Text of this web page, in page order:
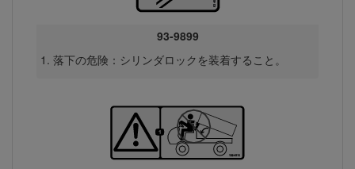
93-9899
落下の危険：シリンダロックを装着すること。